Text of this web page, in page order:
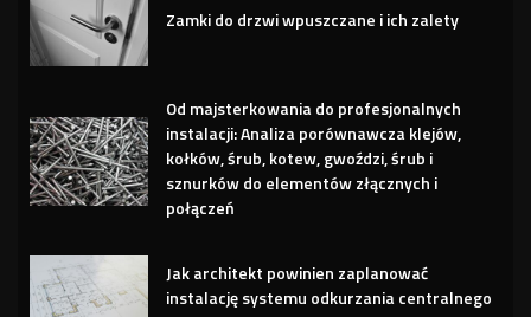
Zamki do drzwi wpuszczane i ich zalety
Od majsterkowania do profesjonalnych
instalacji: Analiza porównawcza klejów,
kołków, śrub, kotew, gwoździ, śrub i
sznurków do elementów złącznych i
połączeń
Jak architekt powinien zaplanować
instalację systemu odkurzania centralnego